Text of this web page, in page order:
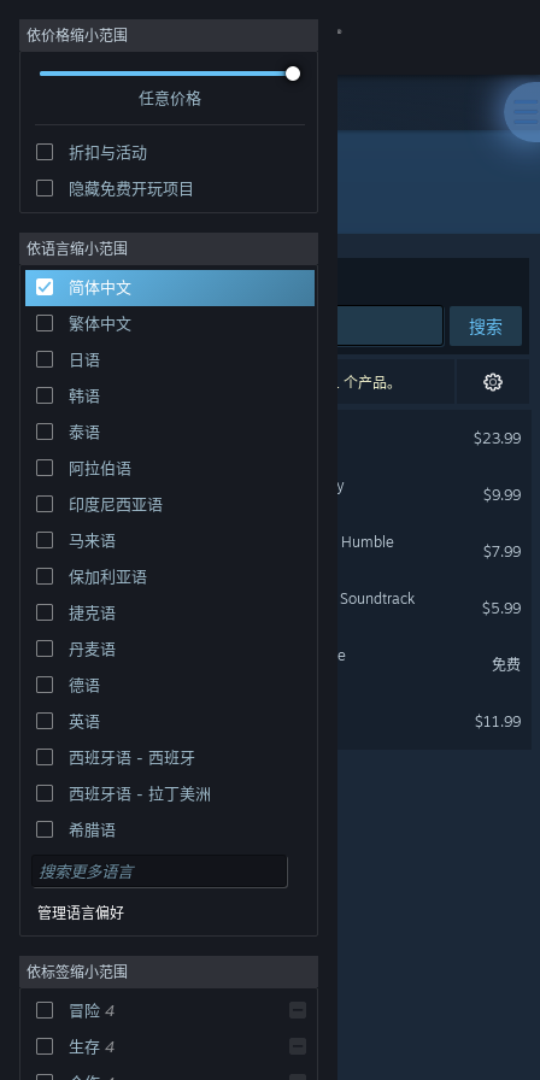
登录
社区
关于
客服
更改语言
获取 Steam 手机应用
查看桌面版网站
© Valve Corporation。保留所有权利。所有商标均为其在
律信息| 无障碍 |
依价格缩小范围
任意价格
折扣与活动
隐藏免费开玩项目
依语言缩小范围
简体中文
繁体中文
日语
韩语
泰语
阿拉伯语
印度尼西亚语
马来语
保加利亚语
捷克语
丹麦语
德语
英语
西班牙语 - 西班牙
西班牙语 - 拉丁美洲
希腊语
管理语言偏好
依标签缩小范围
冒险 4
生存 4
开发者: Miju Games
排序依据 相关性
搜索
6 个匹配的搜索结果。 根据您的偏好，已排除了 1 个产品。
$23.99
The Planet Crafter - Toxicity
$9.99
The Planet Crafter - Planet Humble
$7.99
The Planet Crafter Original Soundtrack
$5.99
The Planet Crafter: Prologue
免费
$11.99